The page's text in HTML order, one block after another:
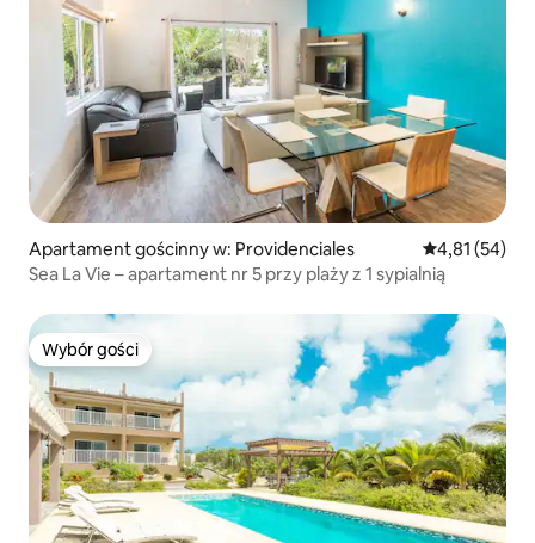
Apartament gościnny w: Providenciales Średnia
4,81 (54)
Sea La Vie – apartament nr 5 przy plaży z 1 sypialnią
Wybór gości
Wybór gości